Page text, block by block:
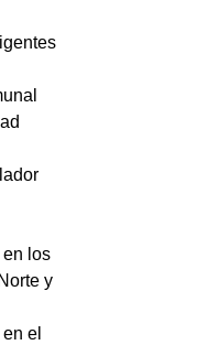
los
y
el